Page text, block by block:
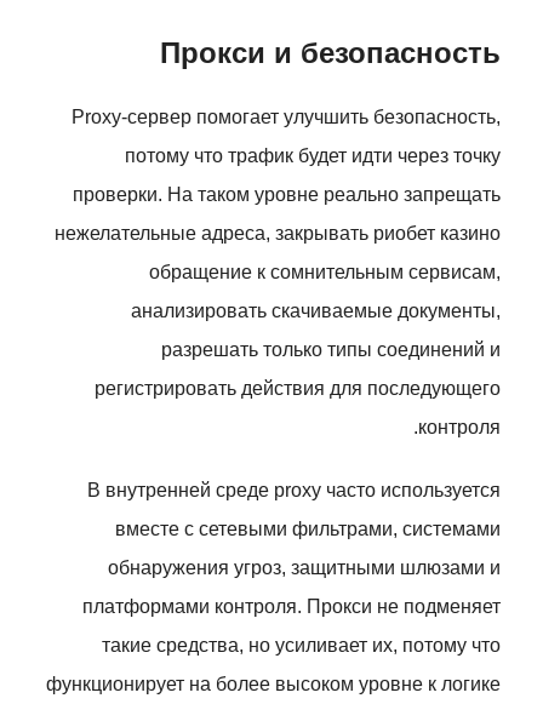
Прокси и безопасность
Proxy-сервер помогает улучшить безопасность,
потому что трафик будет идти через точку
проверки. На таком уровне реально запрещать
нежелательные адреса, закрывать риобет казино
обращение к сомнительным сервисам,
анализировать скачиваемые документы,
разрешать только типы соединений и
регистрировать действия для последующего
контроля.
В внутренней среде proxy часто используется
вместе с сетевыми фильтрами, системами
обнаружения угроз, защитными шлюзами и
платформами контроля. Прокси не подменяет
такие средства, но усиливает их, потому что
функционирует на более высоком уровне к логике